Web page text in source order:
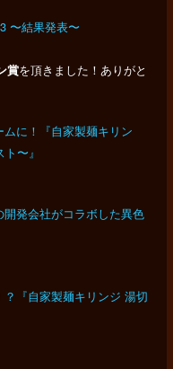
〜結果発表〜
賞を頂きました！ありがと
に！『自家製麺キリン
〜』
発会社がコラボした異色
『自家製麺キリンジ 湯切